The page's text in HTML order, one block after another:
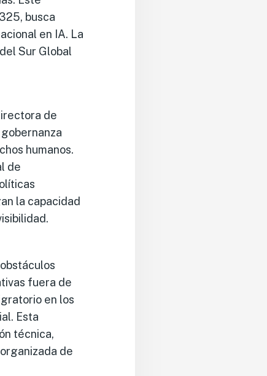
busca
en IA. La
Sur Global
de
humanos.
de
la capacidad
fuera de
en los
Esta
técnica,
de